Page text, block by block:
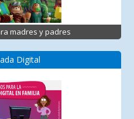
madres y padres
Digital